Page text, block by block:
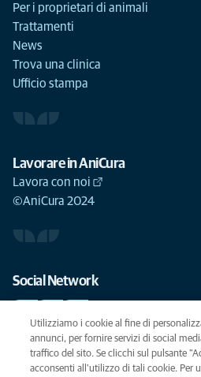
Per i proprietari di animali
Trattamenti
News
Trova una clinica
Ufficio stampa
Lavorare in AniCura
Lavora con noi
©AniCura 2024
Social Network
Le migliori cure per il vostro animale
Utilizziamo i cookie al fine di
annunci, per fornire servizi di social
traffico del sito. Se clicchi sul pulsante
acconsenti all'utilizzo di tali cookie. Per